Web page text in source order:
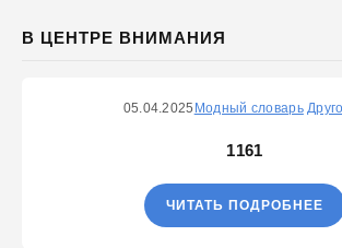
В ЦЕНТРЕ ВНИМАНИЯ
05.04.2025 Модный словарь
1161
ЧИТАТЬ ПОДРОБНЕЕ